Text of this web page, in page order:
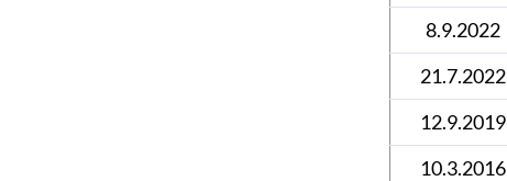
8.9.2022
21.7.2022
12.9.2019
10.3.2016